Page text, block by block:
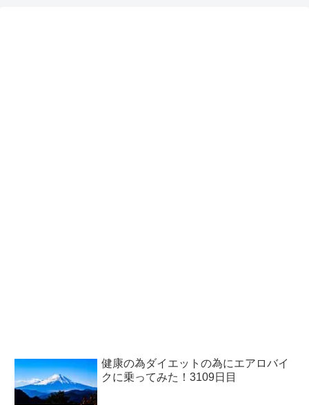
健康の為ダイエットの為にエアロバイ
クに乗ってみた！3109日目